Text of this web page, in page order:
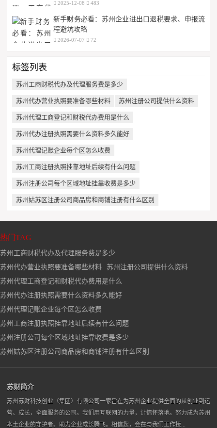
2025-12-08 483
新手财务必看：苏州企业进出口退税要求、申报流
程避坑攻略
2026-07-07 72
标签列表
苏州工商财税代办及代理服务费是多少
苏州代办营业执照要准备哪些材料 苏州注册公司提供什么资料
苏州代理工商登记和财税代办费用是什么
苏州代办注册执照需要什么资料多久能好
苏州代理记账企业每个区怎么收费
苏州工商注册执照挂靠地址后续有什么问题
苏州注册公司每个区域地址挂靠收费是多少
苏州姑苏区注册公司商品房和商铺注册有什么区别
热门TAG
苏州工商财税代办及代理服务费是多少
苏州代办营业执照要准备哪些材料
苏州注册公司提供什么资料
苏州代理工商登记和财税代办费用是什么
苏州代办注册执照需要什么资料多久能好
苏州代理记账企业每个区怎么收费
苏州工商注册执照挂靠地址后续有什么问题
苏州注册公司每个区域地址挂靠收费是多少
苏州姑苏区注册公司商品房和商铺注册有什么区别
苏财简介
苏州苏财科技创业（集团）有限公司一家旨在为苏州企业提供全面的从创业到运
营、成长，全面服务的公司。我们用互联网的力量，让情怀落地。努力成为苏州
本土企业的守护者。助力企业成长腾飞。相信您，会在与我们工作接...